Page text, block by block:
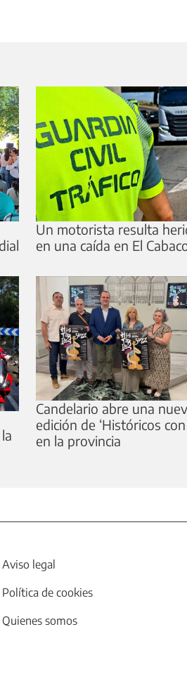
Un motorista resulta
en una caída en El
Candelario abre una
edición de ‘Históricos con
en la provincia
Aviso legal
Política de cookies
Quienes somos